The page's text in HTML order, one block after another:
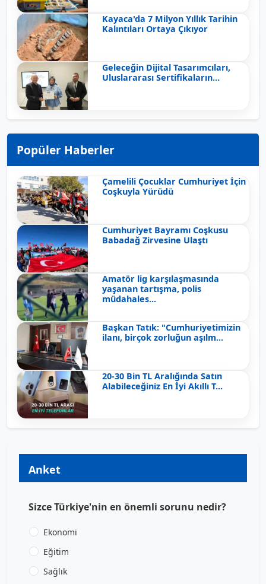
Kayaca'da 7 Milyon Yıllık Tarihin
Kalıntıları Ortaya Çıkıyor
Geleceğin Dijital Tasarımcıları,
Uluslararası Sertifikaların...
Popüler Haberler
Çamelili Çocuklar Cumhuriyet İçin
Coşkuyla Yürüdü
Cumhuriyet Bayramı Coşkusu
Babadağ Zirvesine Ulaştı
Amatör lig karşılaşmasında
yaşanan tartışma, polis
müdahales...
Başkan Tatık: "Cumhuriyetimizin
ilanı, birçok zorluğun aşılm...
20-30 Bin TL Aralığında Satın
Alabileceğiniz En İyi Akıllı T...
Anket
Sizce Türkiye'nin en önemli sorunu nedir?
Ekonomi
Eğitim
Sağlık